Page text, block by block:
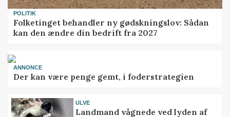
POLITIK
Folketinget behandler ny gødskningslov: Sådan
kan den ændre din bedrift fra 2027
ANNONCE
Der kan være penge gemt, i foderstrategien
ULVE
Landmand vågnede ved lyden af